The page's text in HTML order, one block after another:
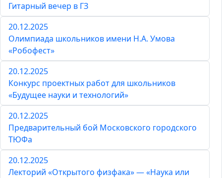
Гитарный вечер в ГЗ
20.12.2025
Олимпиада школьников имени Н.А. Умова
«Робофест»
20.12.2025
Конкурс проектных работ для школьников
«Будущее науки и технологий»
20.12.2025
Предварительный бой Московского городского
ТЮФа
20.12.2025
Лекторий «Открытого физфака» — «Наука или